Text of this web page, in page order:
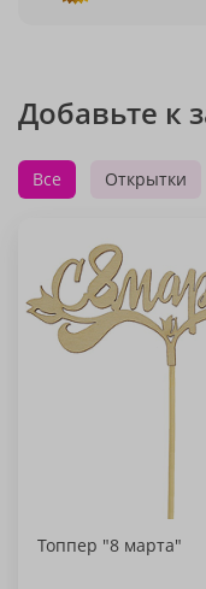
Добавьте к
Все Открытки
Топпер "8 марта"